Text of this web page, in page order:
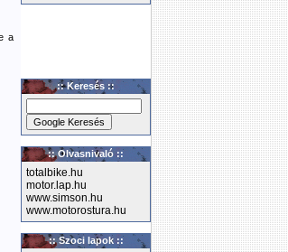
a
:: Keresés ::
:: Olvasnivaló ::
totalbike.hu
motor.lap.hu
www.simson.hu
www.motorostura.hu
:: Szoci lapok ::